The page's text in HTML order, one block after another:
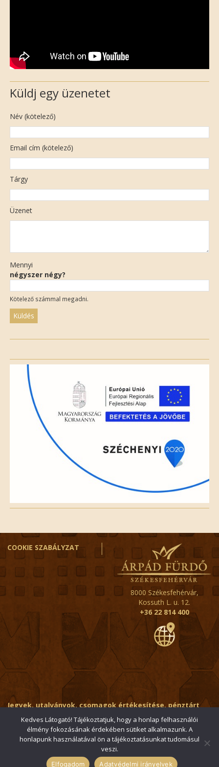
Küldj egy üzenetet
Név (kötelező)
Email cím (kötelező)
Tárgy
Üzenet
Mennyi
négyszer négy?
Kötelező számmal megadni.
field
empty.
COOKIE SZABÁLYZAT
8000 Székesfehérvár,
Kossuth L. u. 12.
+36 22 814 400
Jegyek, utalványok, csomagok értékesítése, pénztárt
érintő kérdések:
ertekesito@fehervar-arpadfurdo.hu
Általános érdeklődés: info@fehervar-arpadfurdo.hu
© 2006-2026 Székesfehérvári Árpád Fürdő / Minden jog
Kedves Látogató! Tájékoztatjuk, hogy a honlap felhasználói
élmény fokozásának érdekében sütiket alkalmazunk. A
honlapunk használatával ön a tájékoztatásunkat tudomásul
veszi.
Elfogadom Adatvédelmi irányelvek